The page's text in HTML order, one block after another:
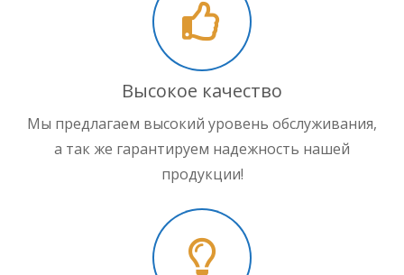
Высокое качество
Мы предлагаем высокий уровень обслуживания,
а так же гарантируем надежность нашей
продукции!